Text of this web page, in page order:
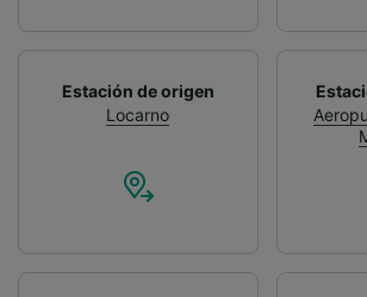
Estación de origen
Locarno